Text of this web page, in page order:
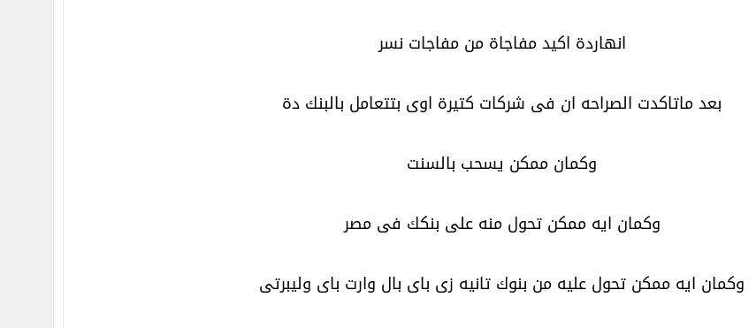
انهاردة اكيد مفاجاة من مفاجات نسر
بعد ماتاكدت الصراحه ان فى شركات كتيرة اوى بتتعامل بالبنك دة
وكمان ممكن يسحب بالسنت
وكمان ايه ممكن تحول منه على بنكك فى مصر
وكمان ايه ممكن تحول عليه من بنوك تانيه زى باى بال وارت باى وليبرتى